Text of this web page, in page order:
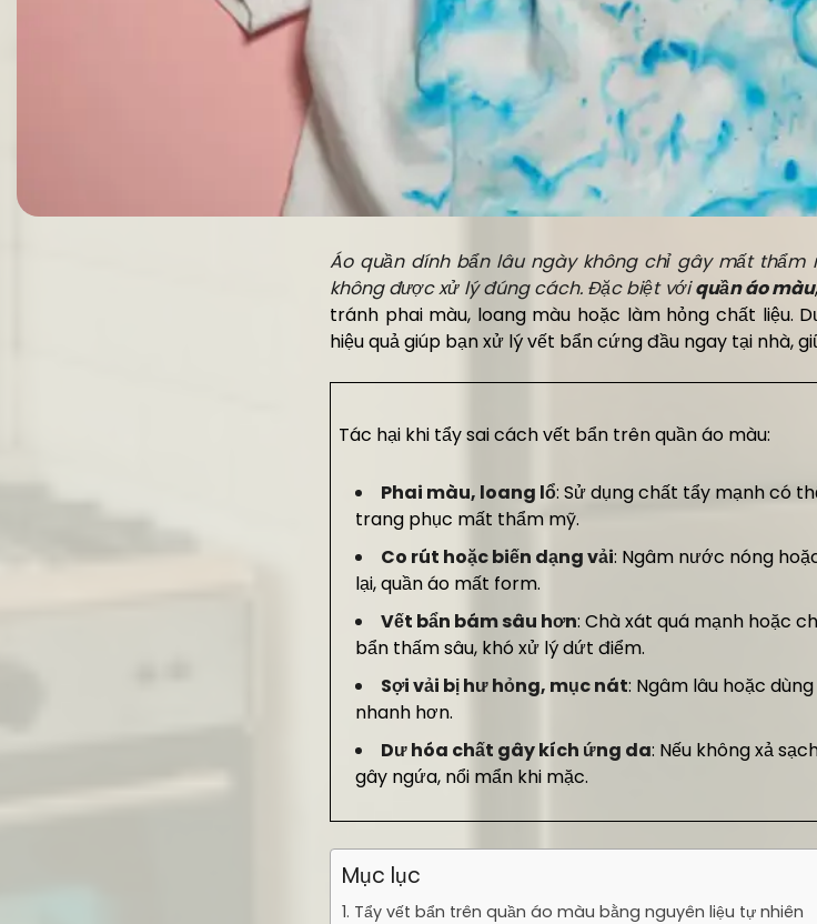
Áo quần dính bẩn lâu ngày không chỉ gây mất thẩm
không được xử lý đúng cách. Đặc biệt vớiquần áo màu
tránh phai màu, loang màu hoặc làm hỏng chất liệu.
hiệu quả giúp bạn xử lý vết bẩn cứng đầu ngay tại nhà,
Tác hại khi tẩy sai cách vết bẩn trên quần áo màu:
Phai màu, loang lổ: Sử dụng chất tẩy mạnh có
trang phục mất thẩm mỹ.
Co rút hoặc biến dạng vải: Ngâm nước nóng
lại, quần áo mất form.
Vết bẩn bám sâu hơn: Chà xát quá mạnh hoặc
bẩn thấm sâu, khó xử lý dứt điểm.
Sợi vải bị hư hỏng, mục nát: Ngâm lâu hoặc
nhanh hơn.
Dư hóa chất gây kích ứng da: Nếu không xả
gây ngứa, nổi mẩn khi mặc.
Mục lục
1. Tẩy vết bẩn trên quần áo màu bằng nguyên liệu tự nhiên